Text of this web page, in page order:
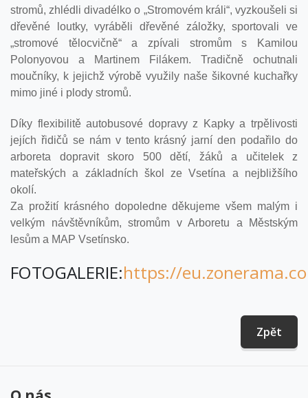
stromů, zhlédli divadélko o „Stromovém králi“, vyzkoušeli si
dřevěné loutky, vyráběli dřevěné záložky, sportovali ve
„stromové tělocvičně“ a zpívali stromům s Kamilou
Polonyovou a Martinem Filákem. Tradičně ochutnali
moučníky, k jejichž výrobě využily naše šikovné kuchařky
mimo jiné i plody stromů.
Díky flexibilitě autobusové dopravy z Kapky a trpělivosti
jejích řidičů se nám v tento krásný jarní den podařilo do
arboreta dopravit skoro 500 dětí, žáků a učitelek z
mateřských a základních škol ze Vsetína a nejbližšího
okolí.
Za prožití krásného dopoledne děkujeme všem malým i
velkým návštěvníkům, stromům v Arboretu a Městským
lesům a MAP Vsetínsko.
FOTOGALERIE:https://
Zpět